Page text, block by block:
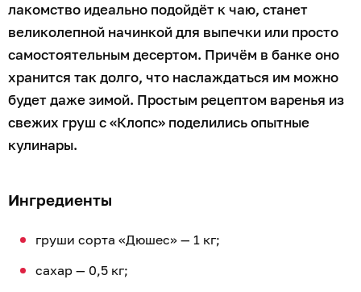
лакомство идеально подойдёт к чаю, станет
великолепной начинкой для выпечки или просто
самостоятельным десертом. Причём в банке оно
хранится так долго, что наслаждаться им можно
будет даже зимой. Простым рецептом варенья из
свежих груш с «Клопс» поделились опытные
кулинары.
Ингредиенты
груши сорта «Дюшес» — 1 кг;
сахар — 0,5 кг;